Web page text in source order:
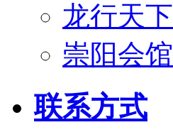
龙行天下
崇阳会馆
联系方式